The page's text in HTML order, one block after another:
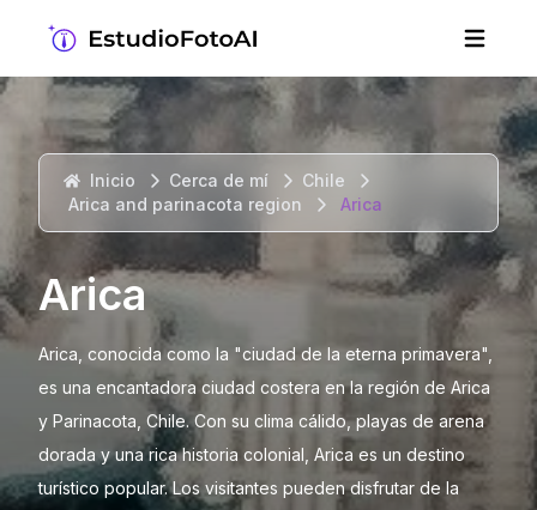
Inicio Cerca de mí
Chile
Arica and parinacota region
Arica
Arica
Arica, conocida como la "ciudad de la eterna primavera",
es una encantadora ciudad costera en la región de Arica
y Parinacota, Chile. Con su clima cálido, playas de arena
dorada y una rica historia colonial, Arica es un destino
turístico popular. Los visitantes pueden disfrutar de la